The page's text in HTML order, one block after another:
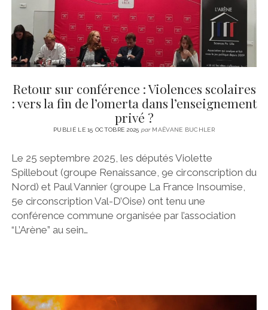
Retour sur conférence : Violences scolaires
: vers la fin de l’omerta dans l’enseignement
privé ?
PUBLIÉ LE 15 OCTOBRE 2025 parMAËVANE BUCHLER
Le 25 septembre 2025, les députés Violette
Spillebout (groupe Renaissance, 9e circonscription du
Nord) et Paul Vannier (groupe La France Insoumise,
5e circonscription Val-D’Oise) ont tenu une
conférence commune organisée par l’association
“L’Arène” au sein…